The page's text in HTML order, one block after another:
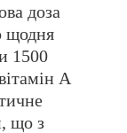
доза
щодня
1500
А
що з